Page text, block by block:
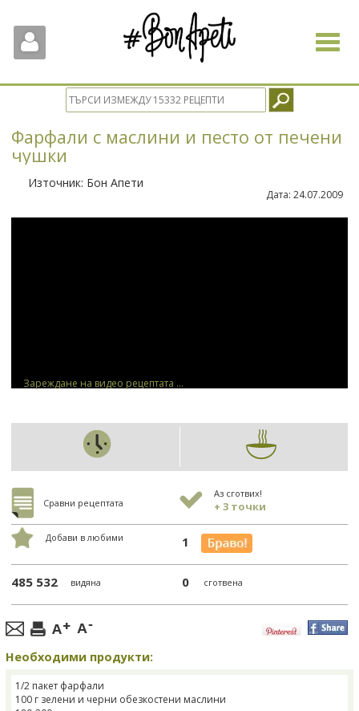
Toggle
Фарфали с маслини и песто от печени
чушки
Източник: Бон Апети
Дата: 24.07.2009
Зареждане на видео рецептата ...
Сравни рецептата
Аз сготвих!
+ 3 точки
Добави в любими 1
485 532 видяна 0 сготвена
Необходими продукти:
1/2 пакет фарфали
100 г зелени и черни обезкостени маслини